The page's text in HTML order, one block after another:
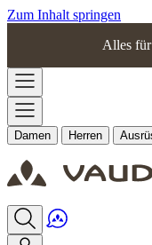
Zum Inhalt springen
Alles
Damen Herren